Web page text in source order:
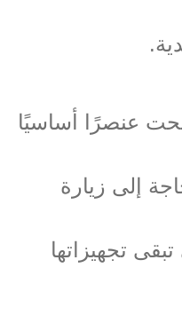
.
عنصرًا أساسيًا
إلى زيارة
تجهيزاتها